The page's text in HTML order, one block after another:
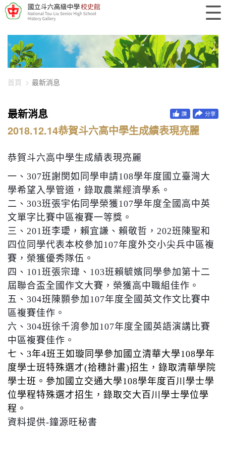
448-1101
首頁 最新消息
最新消息
2018.12.14恭賀斗六高中學生成績表現亮麗
恭賀斗六高中學生成績表現亮麗
一、 307班謝閔如同學申請108學年度國立臺灣大
學希望入學管道，錄取農業經濟學系。
二、 303班張宇佑同學榮獲107學年度全國高中英
文單字比賽中區複賽一等獎。
三、 201班李璦，賴宜謙、賴敬哲， 202班陳聖和
四位同學代表本校參加 107年度外交小尖兵中區複
賽，榮獲優秀隊伍。
四、 101班張宗瑋、 103班賴毓嬪同學參加第十二
屆聯合盃全國作文大賽，榮獲高中職組佳作。
五、 304班陳顥參加 107年度全國英文作文比賽中
區複賽佳作。
六、 304班徐千淯參加 107年度全國英語演講比賽
中區複賽佳作。
七、 3年4班王如璇同學參加國立清華大學108學年
度學士班特殊選才(拾穗計畫)招生，錄取清華學院
學士班。參加國立交通大學108學年度百川學士學
位學程特殊選才招生，錄取交大百川學士學位學
程。
資料提供-鐘源旺秘書